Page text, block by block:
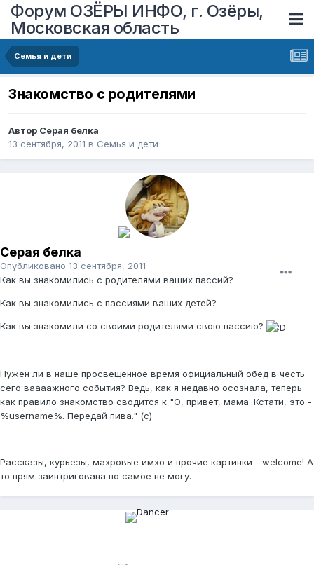
Форум ОЗЁРЫ ИНФО, г. Озёры,
Московская область
Семья и дети
Знакомство с родителями
Автор Серая белка
13 сентября, 2011 в Семья и дети
Серая белка
Опубликовано 13 сентября, 2011
Как вы знакомились с родителями ваших пассий?
Как вы знакомились с пассиями ваших детей?
Как вы знакомили со своими родителями свою пассию?
Нужен ли в наше просвещенное время официальный обед в честь
сего ваааажного события? Ведь, как я недавно осознала, теперь
как правило знакомство сводится к "О, привет, мама. Кстати, это -
%username%. Передай пива." (с)
Рассказы, курьезы, махровые имхо и прочие картинки - welcome! А
то прям заинтригована по самое не могу.